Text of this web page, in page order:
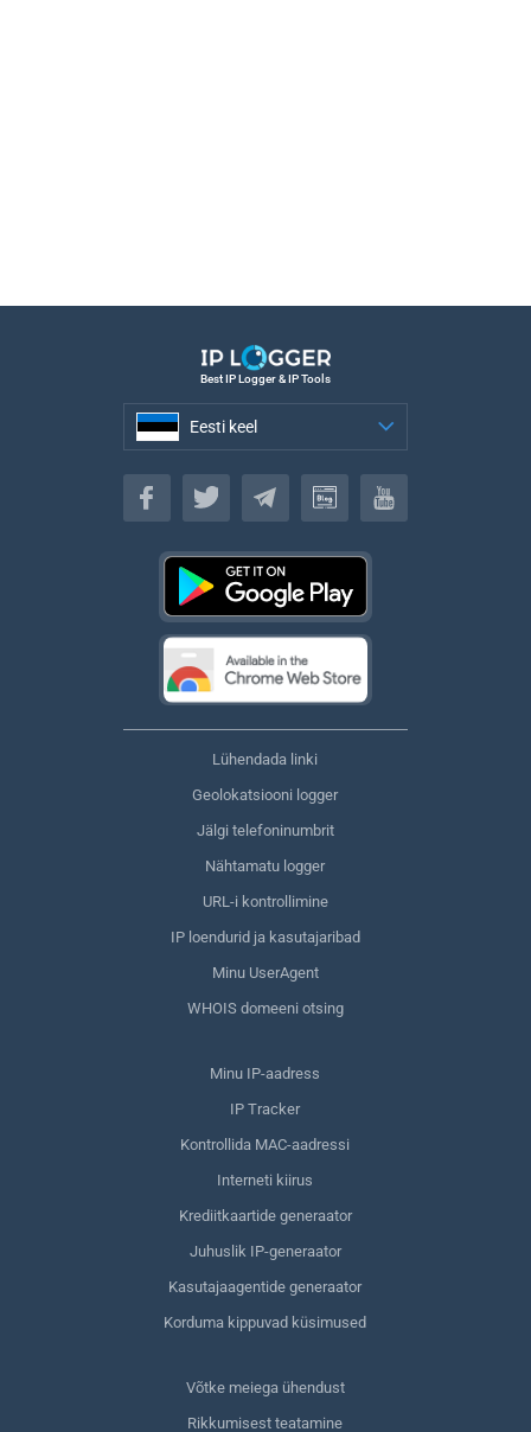
Best IP Logger & IP Tools
Eesti keel
Eesti keel
Lühendada linki
Geolokatsiooni logger
Jälgi telefoninumbrit
Nähtamatu logger
URL-i kontrollimine
IP loendurid ja kasutajaribad
Minu UserAgent
WHOIS domeeni otsing
Minu IP-aadress
IP Tracker
Kontrollida MAC-aadressi
Interneti kiirus
Krediitkaartide generaator
Juhuslik IP-generaator
Kasutajaagentide generaator
Korduma kippuvad küsimused
Võtke meiega ühendust
Rikkumisest teatamine